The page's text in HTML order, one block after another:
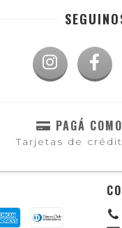
PAGÁ
Tarjetas de